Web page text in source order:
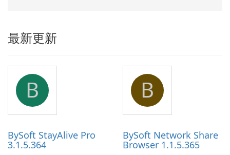
最新更新
B
BySoft StayAlive Pro
3.1.5.364
B
BySoft Network Share
Browser 1.1.5.365